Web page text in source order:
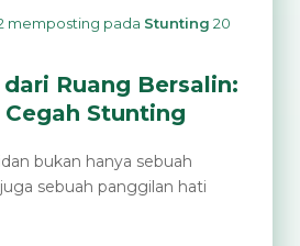
memposting pada Stunting 20
Ruang Bersalin:
Stunting
bukan hanya sebuah
sebuah panggilan hati